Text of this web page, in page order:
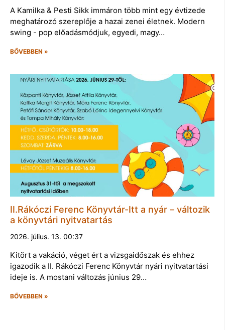
A Kamilka & Pesti Sikk immáron több mint egy évtizede
meghatározó szereplője a hazai zenei életnek. Modern
swing - pop előadásmódjuk, egyedi, magy…
BŐVEBBEN »
II.Rákóczi Ferenc Könyvtár-Itt a nyár – változik
a könyvtári nyitvatartás
2026. július. 13. 00:37
Kitört a vakáció, véget ért a vizsgaidőszak és ehhez
igazodik a II. Rákóczi Ferenc Könyvtár nyári nyitvatartási
ideje is. A mostani változás június 29…
BŐVEBBEN »